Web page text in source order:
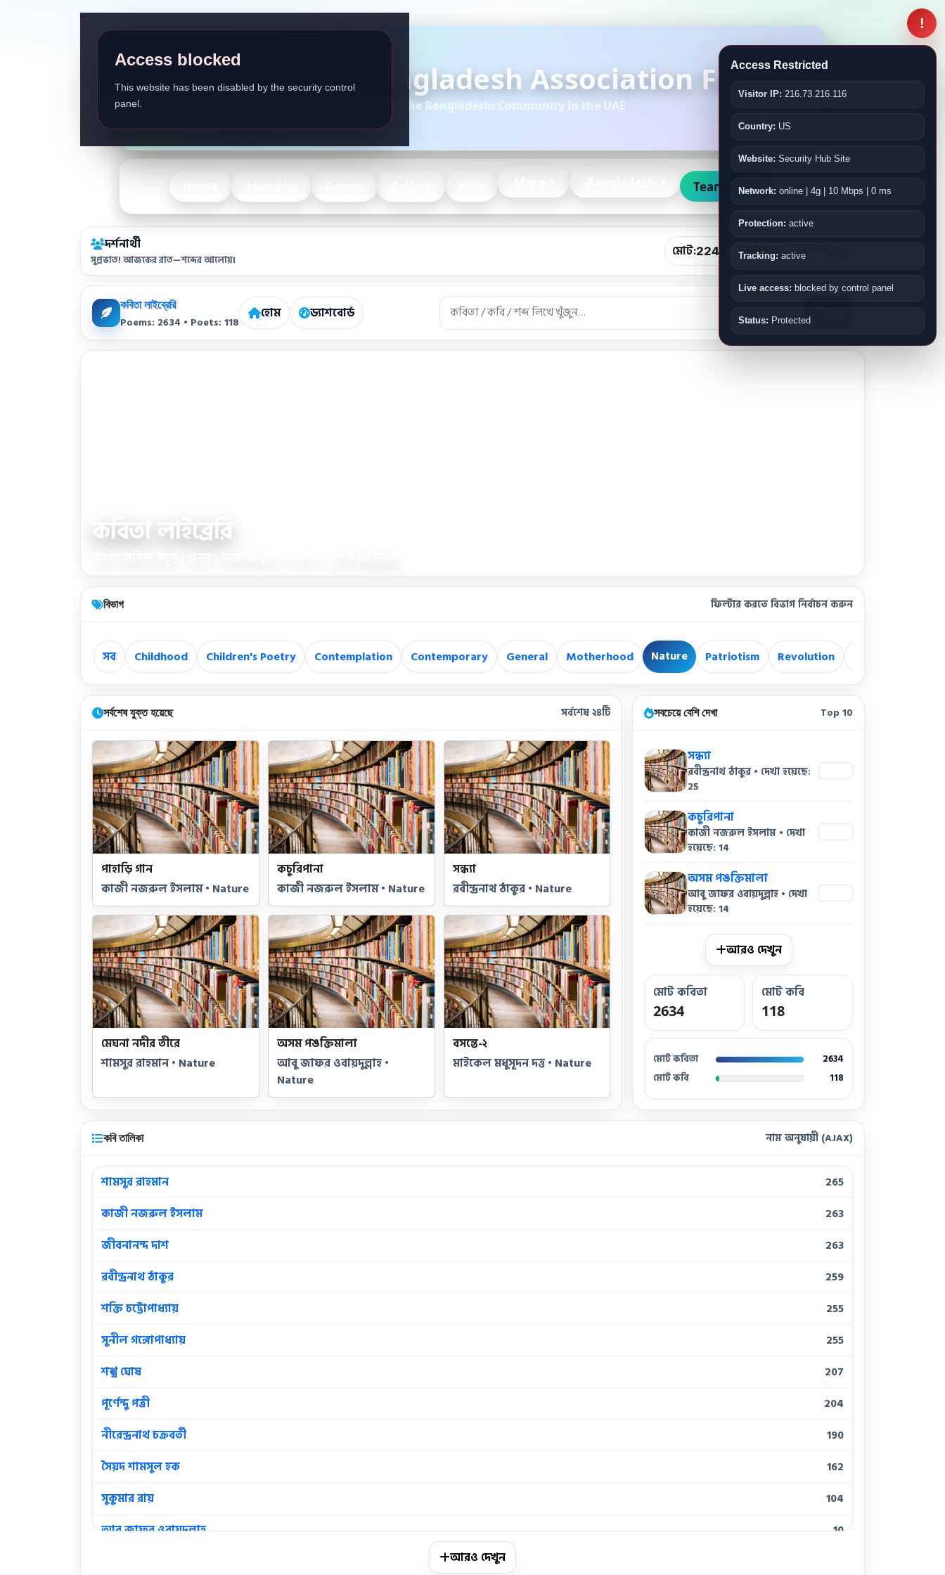
Access blocked
This website has been disabled by the security control
panel.
!
Access Restricted
Visitor IP: 216.73.216.116
Country: US
Website: Security Hub Site
Network: online | 4g | 10 Mbps | 0 ms
Protection: active
Tracking: active
Live access: blocked by control panel
Status: Protected
Bangladesh Association Fujairah
Serving the Bangladeshi Community in the UAE
Team Login
দর্শনার্থী
সুপ্রভাত! আজকের রাত—শব্দের আলোয়। মোট:2249 আজ:27 ৭ দিন:
কবিতা লাইব্রেরি
Poems: 2634 • Poets: 118
হোম ড্যাশবোর্ড
কবিতা লাইব্রেরি
বিভাগ ফিল্টার করতে বিভাগ নির্বাচন করুন
সব Childhood Children's Poetry Contemplation Contemporary General Motherhood Nature Patriotism Revolution
সর্বশেষ যুক্ত হয়েছে সর্বশেষ ২৪টি
পাহাড়ি গান
কাজী নজরুল ইসলাম • Nature
কচুরিপানা
কাজী নজরুল ইসলাম • Nature
সন্ধ্যা
রবীন্দ্রনাথ ঠাকুর • Nature
মেঘনা নদীর তীরে
শামসুর রাহমান • Nature
অসম পঙক্তিমালা
আবু জাফর ওবায়দুল্লাহ •
Nature
বসন্তে-২
মাইকেল মধুসূদন দত্ত • Nature
সবচেয়ে বেশি দেখা Top 10
সন্ধ্যা
রবীন্দ্রনাথ ঠাকুর • দেখা হয়েছে:
25
কচুরিপানা
কাজী নজরুল ইসলাম • দেখা
হয়েছে: 14
অসম পঙক্তিমালা
আবু জাফর ওবায়দুল্লাহ • দেখা
হয়েছে: 14
আরও দেখুন
মোট কবিতা
2634
মোট কবি
118
মোট কবিতা
2634
মোট কবি
118
কবি তালিকা নাম অনুযায়ী (AJAX)
শামসুর রাহমান
265
কাজী নজরুল ইসলাম
263
জীবনানন্দ দাশ
263
রবীন্দ্রনাথ ঠাকুর
259
শক্তি চট্টোপাধ্যায়
255
সুনীল গঙ্গোপাধ্যায়
255
শঙ্খ ঘোষ
207
পূর্ণেন্দু পত্রী
204
নীরেন্দ্রনাথ চক্রবর্তী
190
সৈয়দ শামসুল হক
162
সুকুমার রায়
104
আবু জাফর ওবায়দুল্লাহ
10
আরও দেখুন